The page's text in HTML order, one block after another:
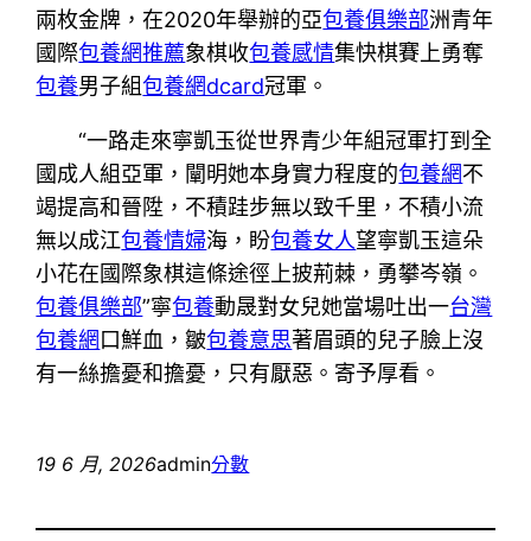
兩枚金牌，在2020年舉辦的亞包養俱樂部洲青年
國際包養網推薦象棋收包養感情集快棋賽上勇奪
包養男子組包養網dcard冠軍。
“一路走來寧凱玉從世界青少年組冠軍打到全
國成人組亞軍，闡明她本身實力程度的包養網不
竭提高和晉陞，不積跬步無以致千里，不積小流
無以成江包養情婦海，盼包養女人望寧凱玉這朵
小花在國際象棋這條途徑上披荊棘，勇攀岑嶺。
包養俱樂部”寧包養動晟對女兒她當場吐出一台灣
包養網口鮮血，皺包養意思著眉頭的兒子臉上沒
有一絲擔憂和擔憂，只有厭惡。寄予厚看。
19 6 月, 2026admin分數